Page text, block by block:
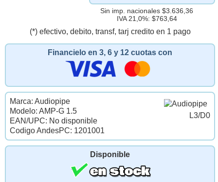
Sin imp. nacionales $3.636,36
IVA 21,0%: $763,64
(*) efectivo, debito, transf, tarj credito en 1 pago
Financielo en 3, 6 y 12 cuotas con
L3/D0
Marca: Audiopipe
Modelo: AMP-G 1.5
EAN/UPC: No disponible
Codigo AndesPC: 1201001
Disponible